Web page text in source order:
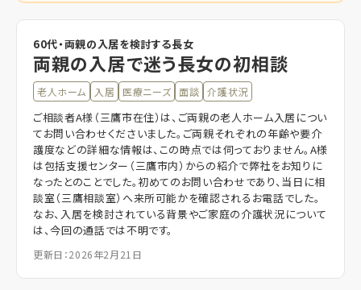
60代・両親の入居を検討する長女
両親の入居で迷う長女の初相談
老人ホーム 入居 医療ニーズ 面談 介護状況
ご相談者A様（三鷹市在住）は、ご両親の老人ホーム入居につい
てお問い合わせくださいました。ご両親それぞれの年齢や要介
護度などの詳細な情報は、この時点では伺っておりません。A様
は包括支援センター（三鷹市内）からの紹介で弊社をお知りに
なったとのことでした。初めてのお問い合わせであり、当日に相
談室（三鷹相談室）へ来所可能かを確認されるお電話でした。
なお、入居を検討されている背景やご家庭の介護状況について
は、今回の通話では不明です。
更新日：2026年2月21日